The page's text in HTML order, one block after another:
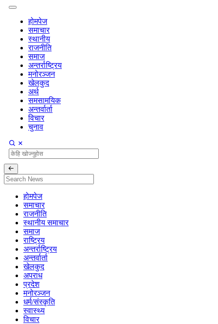
होमपेज
समाचार
स्थानीय
राजनीति
समाज
अन्तर्राष्ट्रिय
मनोरञ्जन
खेलकुद
अर्थ
समसामयिक
अन्तर्वार्ता
विचार
चुनाव
होमपेज
समाचार
राजनीति
स्थानीय समाचार
समाज
राष्ट्रिय
अन्तर्राष्ट्रिय
अन्तर्वार्ता
खेलकुद
अपराध
प्रदेश
मनोरञ्जन
धर्म/संस्कृति
स्वास्थ्य
विचार